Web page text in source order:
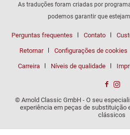
As traduções foram criadas por
podemos garantir que
Perguntas frequentes Contato
Retornar Configurações de cookies
Carreira Níveis de qualidade
© Arnold Classic GmbH - O seu
experiência em peças de substituição
clássicos